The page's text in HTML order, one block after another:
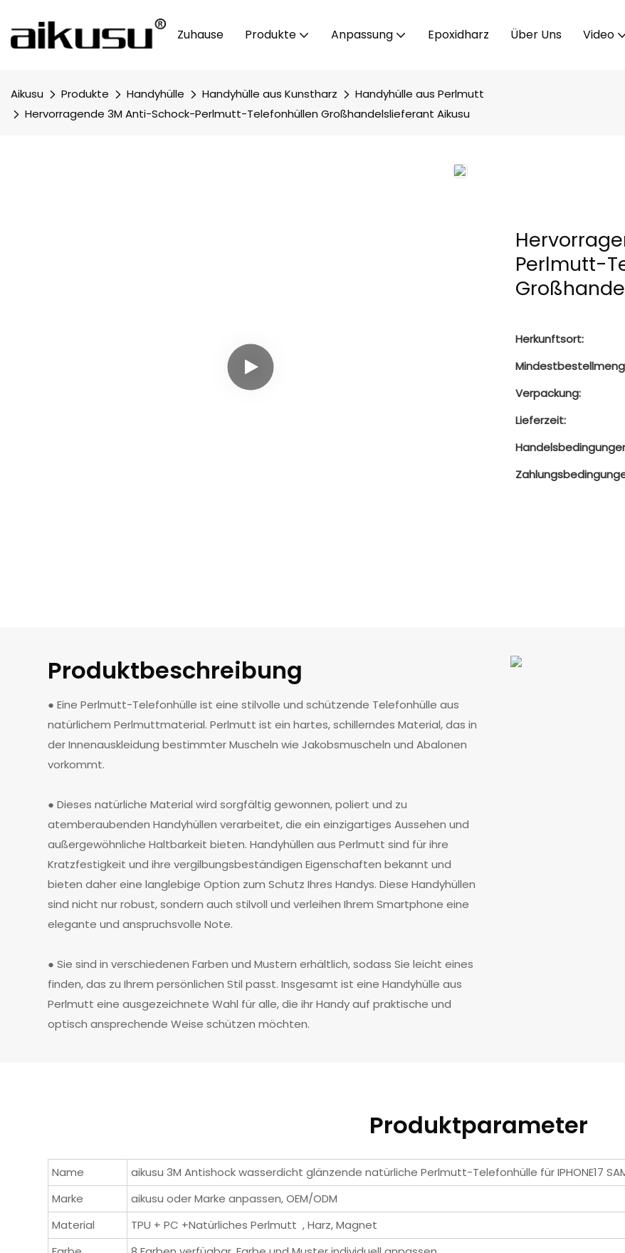
Zuhause Produkte Anpassung Epoxidharz Über Uns Video
Aikusu Produkte Handyhülle Handyhülle aus Kunstharz
Handyhülle aus Perlmutt
Hervorragende 3M Anti-Schock-Perlmutt-Telefonhüllen Großhandelslieferant Aikusu
Perlmutt-
Herkunftsort:
Verpackung:
Lieferzeit:
Produktbeschreibung
● Eine Perlmutt-Telefonhülle ist eine stilvolle und schützende Telefonhülle aus
natürlichem Perlmuttmaterial. Perlmutt ist ein hartes, schillerndes Material, das in
der Innenauskleidung bestimmter Muscheln wie Jakobsmuscheln und Abalonen
vorkommt.
● Dieses natürliche Material wird sorgfältig gewonnen, poliert und zu
atemberaubenden Handyhüllen verarbeitet, die ein einzigartiges Aussehen und
außergewöhnliche Haltbarkeit bieten. Handyhüllen aus Perlmutt sind für ihre
Kratzfestigkeit und ihre vergilbungsbeständigen Eigenschaften bekannt und
bieten daher eine langlebige Option zum Schutz Ihres Handys. Diese Handyhüllen
sind nicht nur robust, sondern auch stilvoll und verleihen Ihrem Smartphone eine
elegante und anspruchsvolle Note.
● Sie sind in verschiedenen Farben und Mustern erhältlich, sodass Sie leicht eines
finden, das zu Ihrem persönlichen Stil passt. Insgesamt ist eine Handyhülle aus
Perlmutt eine ausgezeichnete Wahl für alle, die ihr Handy auf praktische und
optisch ansprechende Weise schützen möchten.
Produktparameter
Name
aikusu 3M Antishock wasserdicht glänzende natürliche Perlmutt-Telefonhülle für IPHONE17
Marke
aikusu oder Marke anpassen, OEM/ODM
Material
TPU + PC +Natürliches Perlmutt , Harz, Magnet